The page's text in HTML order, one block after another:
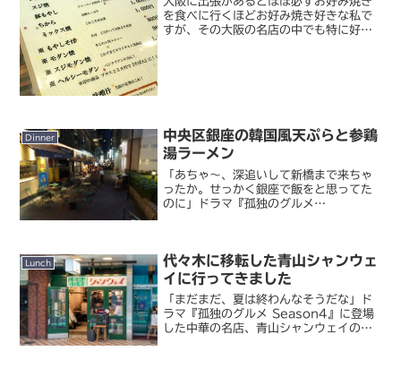
を食べに行くほどお好み焼き好きな私で
すが、その大阪の名店の中でも特に好き
Dinner
中央区銀座の韓国風天ぷらと参鶏
湯ラーメン
「あちゃ～、深追いして新橋まで来ちゃ
ったか。せっかく銀座で飯をと思ってた
のに」ドラマ『孤独のグルメ
っていくわけですが、今...
Lunch
代々木に移転した青山シャンウェ
イに行ってきました
「まだまだ、夏は終わんなそうだな」ド
ラマ『孤独のグルメ Season4』に登場
した中華の名店、青山シャンウェイの本